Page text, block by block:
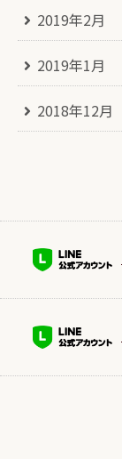
2019年2月
2019年1月
2018年12月